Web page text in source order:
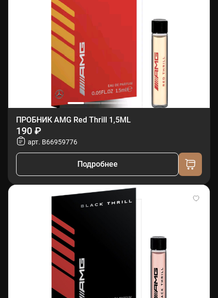
ПРОБНИК AMG Red Thrill 1,5ML
190 ₽
арт. B66959776
Подробнее